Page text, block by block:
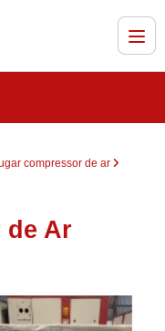
compressor de ar
de Ar